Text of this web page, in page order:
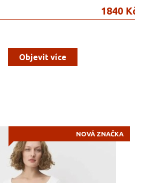
1840 Kč
Objevit více
NOVÁ ZNAČKA